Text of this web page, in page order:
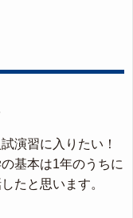
演習に入りたい！
基本は1年のうちに
たと思います。